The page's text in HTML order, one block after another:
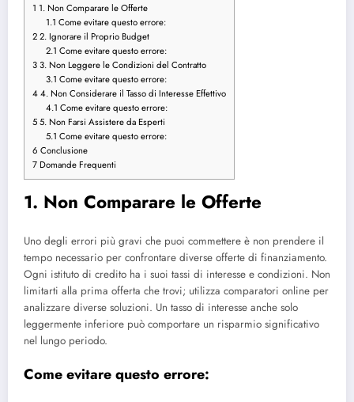
1 1. Non Comparare le Offerte
1.1 Come evitare questo errore:
22. Ignorare il Proprio Budget
2.1 Come evitare questo errore:
33. Non Leggere le Condizioni del Contratto
3.1 Come evitare questo errore:
44. Non Considerare il Tasso di Interesse Effettivo
4.1 Come evitare questo errore:
55. Non Farsi Assistere da Esperti
5.1 Come evitare questo errore:
6 Conclusione
7 Domande Frequenti
1. Non Comparare le Offerte
Uno degli errori più gravi che puoi commettere è non prendere il
tempo necessario per confrontare diverse offerte di finanziamento.
Ogni istituto di credito ha i suoi tassi di interesse e condizioni. Non
limitarti alla prima offerta che trovi; utilizza comparatori online per
analizzare diverse soluzioni. Un tasso di interesse anche solo
leggermente inferiore può comportare un risparmio significativo
nel lungo periodo.
Come evitare questo errore: